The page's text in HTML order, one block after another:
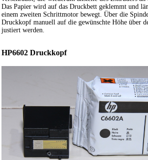
Das Papier wird auf das Druckbett geklemmt und
einem zweiten Schrittmotor bewegt. Über die
Druckkopf manuell auf die gewünschte Höhe über
justiert werden.
HP6602 Druckkopf